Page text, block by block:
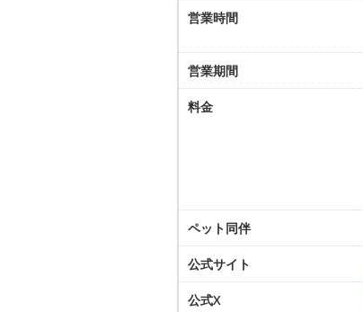
営業時間
営業期間
料金
ペット同伴
公式サイト
公式X